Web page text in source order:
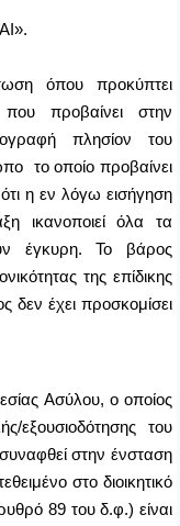
όπου προκύπτει
προβαίνει στην
πλησίον του
το οποίο προβαίνει
η εν λόγω εισήγηση
ικανοποιεί όλα τα
έγκυρη. Το βάρος
της επίδικης
δεν έχει προσκομίσει
Ασύλου, ο οποίος
εξουσιοδότησης του
στην ένσταση
στο διοικητικό
89 του δ.φ.) είναι